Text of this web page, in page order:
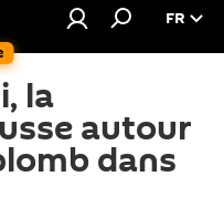
FR
la
autour
dans